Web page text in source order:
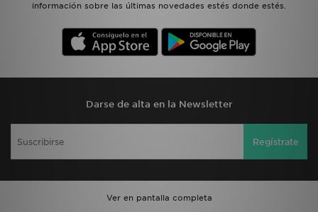
información sobre las últimas novedades estés donde estés.
Darse de alta en la Newsletter
Regístrate
Ver en pantalla completa